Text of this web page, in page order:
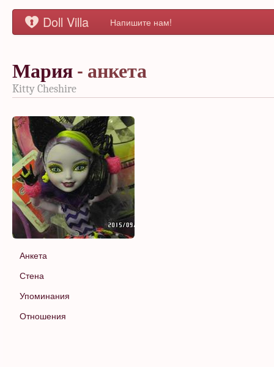
Doll Villa Напишите нам!
Мария - анкета
Kitty Cheshire
Анкета
Стена
Упоминания
Отношения